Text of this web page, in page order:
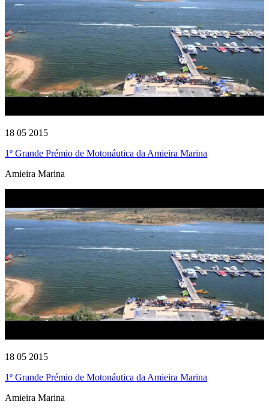
18 05 2015
1º Grande Prémio de Motonáutica da Amieira Marina
Amieira Marina
18 05 2015
1º Grande Prémio de Motonáutica da Amieira Marina
Amieira Marina